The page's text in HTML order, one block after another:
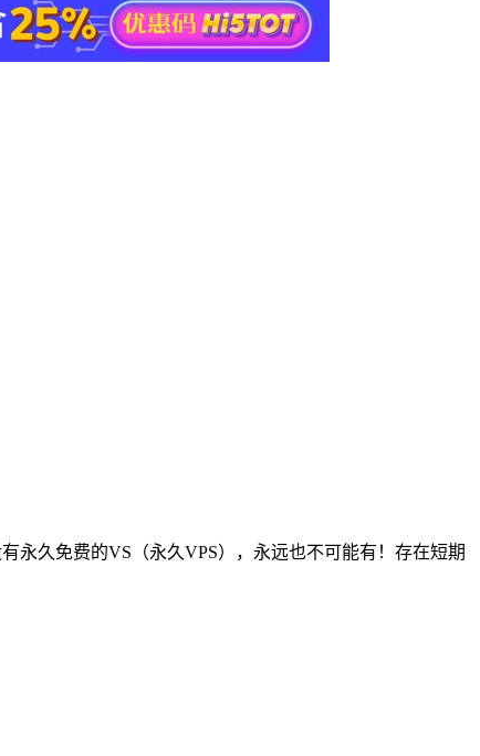
永久免费的VS（永久VPS），永远也不可能有！存在短期